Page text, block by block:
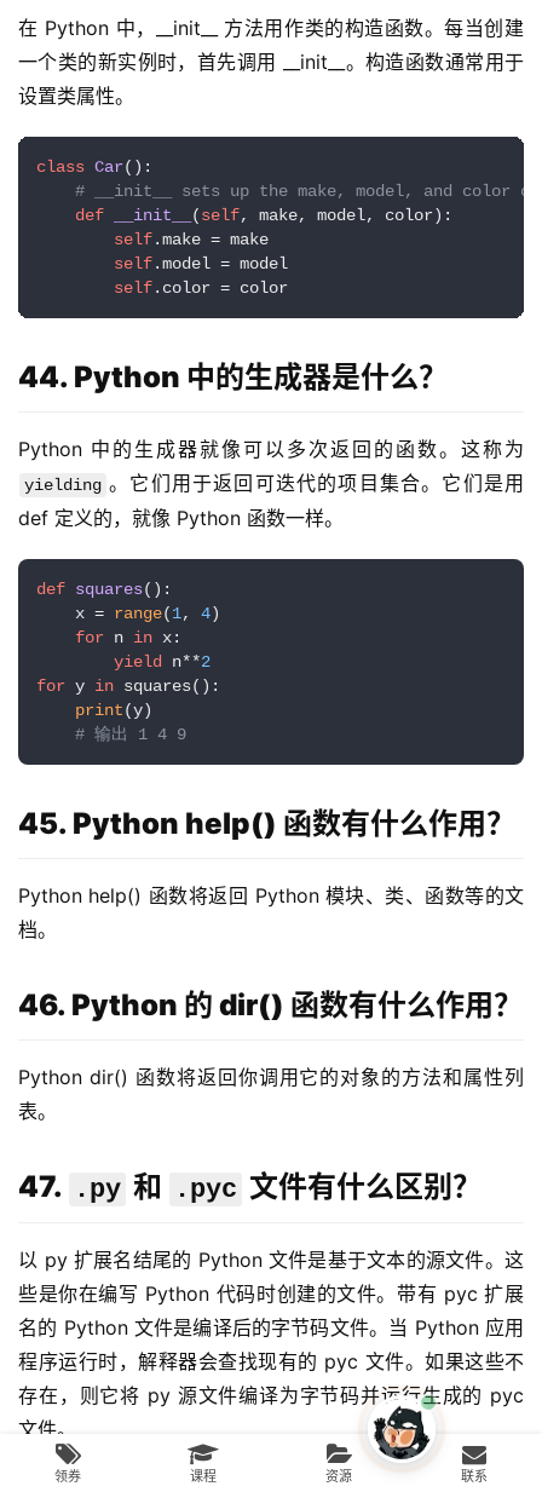
在 Python 中，__init__ 方法用作类的构造函数。每当创建
一个类的新实例时，首先调用 __init__。构造函数通常用于
设置类属性。
class Car():
# __init__ sets up the make, model, and color
def
__init__ (self, make, model, color):
self.make = make
self.model = model
self.color = color
44. Python 中的生成器是什么？
Python 中的生成器就像可以多次返回的函数。这称为
yielding 。它们用于返回可迭代的项目集合。它们是用
def 定义的，就像 Python 函数一样。
def squares():
    x =
range(1, 4)
for n in x:
yield
n**2
for y in squares():
print(y)
# 输出 1 4 9
45. Python help() 函数有什么作用？
Python help() 函数将返回 Python 模块、类、函数等的文
档。
46. Python 的 dir() 函数有什么作用？
Python dir() 函数将返回你调用它的对象的方法和属性列
表。
47. .py 和 .pyc 文件有什么区别？
以 py 扩展名结尾的 Python 文件是基于文本的源文件。这
些是你在编写 Python 代码时创建的文件。带有 pyc 扩展
名的 Python 文件是编译后的字节码文件。当 Python 应用
程序运行时，解释器会查找现有的 pyc 文件。如果这些不
存在，则它将 py 源文件编译为字节码并运行生成的 pyc
文件。
领券 课程 资源 联系